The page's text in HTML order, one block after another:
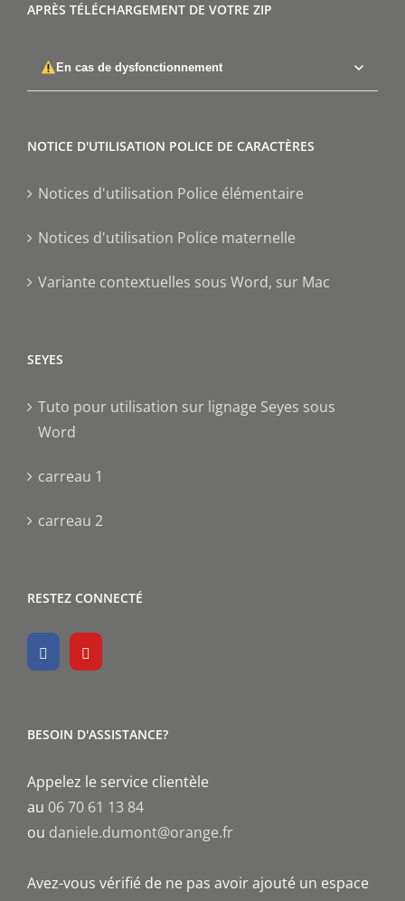
APRÈS TÉLÉCHARGEMENT DE VOTRE ZIP
En cas de dysfonctionnement
NOTICE D'UTILISATION POLICE DE CARACTÈRES
Notices d'utilisation Police élémentaire
Notices d'utilisation Police maternelle
Variante contextuelles sous Word, sur Mac
SEYES
Tuto pour utilisation sur lignage Seyes sous
Word
carreau 1
carreau 2
RESTEZ CONNECTÉ
BESOIN D'ASSISTANCE?
Appelez le service clientèle
au 06 70 61 13 84
ou daniele.dumont@orange.fr
Avez-vous vérifié de ne pas avoir ajouté un espace